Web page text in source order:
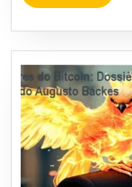
MORE